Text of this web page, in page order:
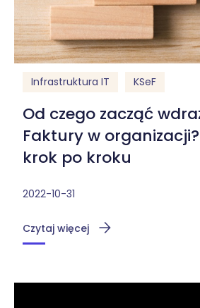
Infrastruktura IT KSeF
Od czego zacząć
Faktury w
krok po kroku
2022-10-31
Czytaj więcej